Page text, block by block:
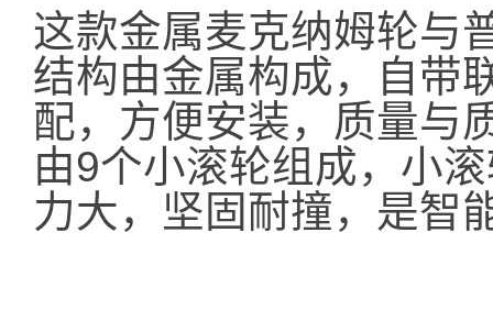
这款金属麦克纳姆轮与
结构由金属构成，自带
配，方便安装，质量与
由9个小滚轮组成，小
力大，坚固耐撞，是智